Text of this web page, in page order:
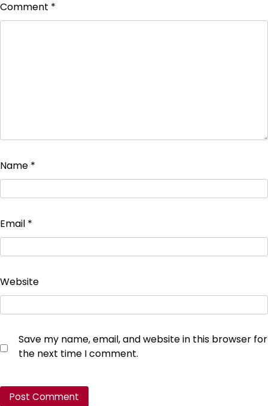
Comment *
Name *
Email *
Website
Save my name, email, and website in this browser for
the next time I comment.